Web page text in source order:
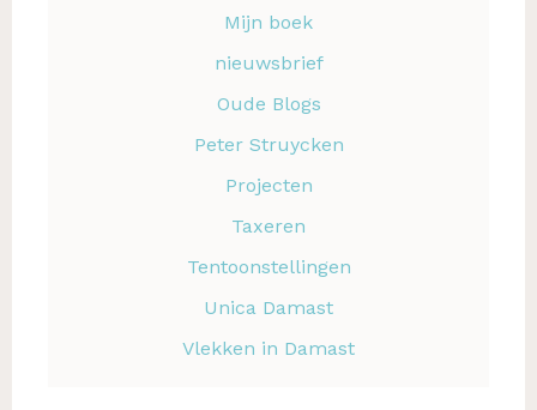
Mijn boek
nieuwsbrief
Oude Blogs
Peter Struycken
Projecten
Taxeren
Tentoonstellingen
Unica Damast
Vlekken in Damast